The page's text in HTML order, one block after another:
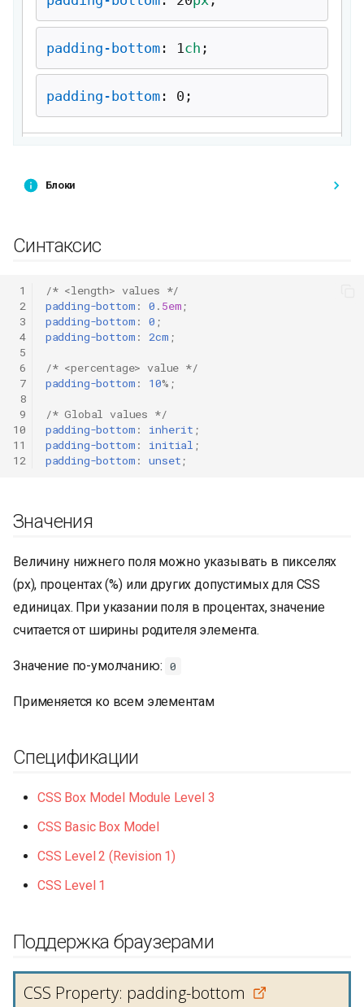
Блоки
Синтаксис
1
2
3
4
5
6
7
8
9
10
11
12
/* <length> values */
padding-bottom : 0 . 5em;
padding-bottom : 0 ;
padding-bottom : 2cm ;
/* <percentage> value */
padding-bottom : 10%;
/* Global values */
padding-bottom : inherit ;
padding-bottom : initial ;
padding-bottom : unset;
Значения
Величину нижнего поля можно указывать в пикселях
(px), процентах (%) или других допустимых для CSS
единицах. При указании поля в процентах, значение
считается от ширины родителя элемента.
Значение по-умолчанию: 0
Применяется ко всем элементам
Спецификации
CSS Box Model Module Level 3
CSS Basic Box Model
CSS Level 2 (Revision 1)
CSS Level 1
Поддержка браузерами